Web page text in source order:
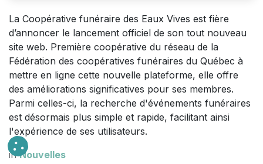
La Coopérative funéraire des Eaux Vives est fière
d’annoncer le lancement officiel de son tout nouveau
site web. Première coopérative du réseau de la
Fédération des coopératives funéraires du Québec à
mettre en ligne cette nouvelle plateforme, elle offre
des améliorations significatives pour ses membres.
Parmi celles-ci, la recherche d'événements funéraires
est désormais plus simple et rapide, facilitant ainsi
l'expérience de ses utilisateurs.
inNouvelles